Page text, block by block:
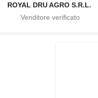
ROYAL DRU AGRO S.R.L.